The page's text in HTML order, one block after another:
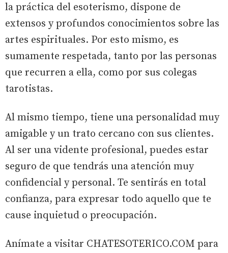
la práctica del esoterismo, dispone de
extensos y profundos conocimientos sobre las
artes espirituales. Por esto mismo, es
sumamente respetada, tanto por las personas
que recurren a ella, como por sus colegas
tarotistas.
Al mismo tiempo, tiene una personalidad muy
amigable y un trato cercano con sus clientes.
Al ser una vidente profesional, puedes estar
seguro de que tendrás una atención muy
confidencial y personal. Te sentirás en total
confianza, para expresar todo aquello que te
cause inquietud o preocupación.
Anímate a visitar CHATESOTERICO.COM para